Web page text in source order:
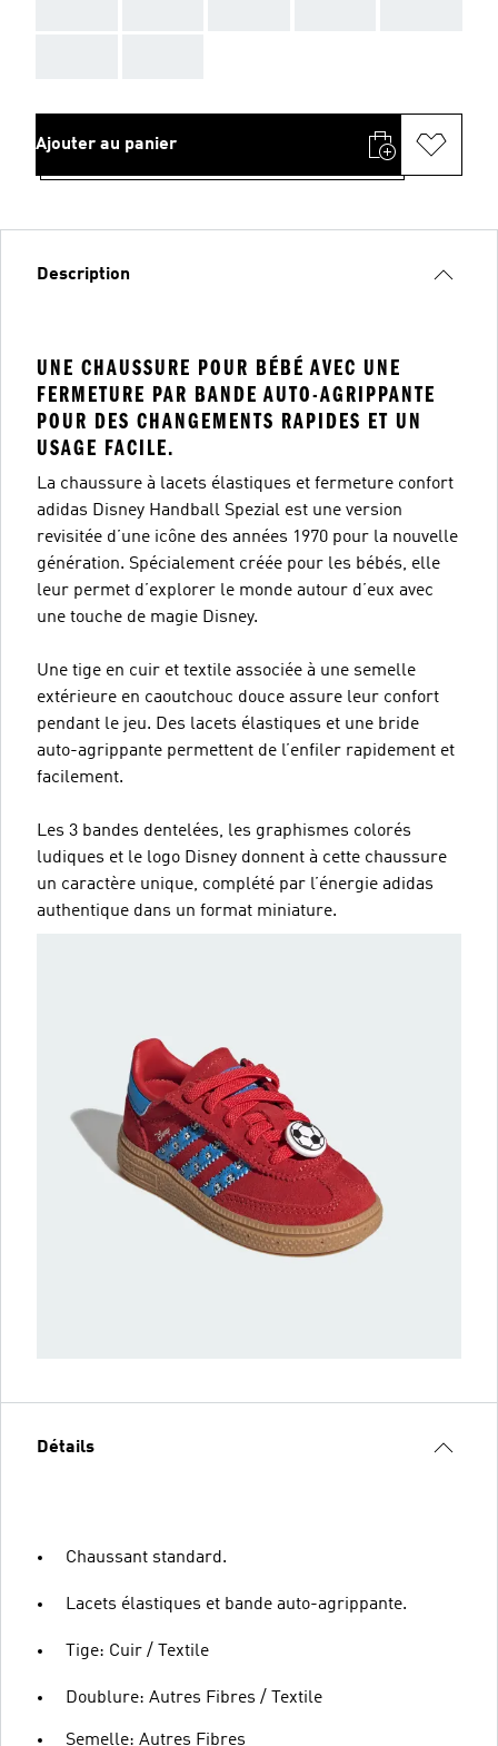
Ajouter au panier
Description
UNE CHAUSSURE POUR BÉBÉ AVEC UNE
FERMETURE PAR BANDE AUTO-AGRIPPANTE
POUR DES CHANGEMENTS RAPIDES ET UN
USAGE FACILE.
La chaussure à lacets élastiques et fermeture confort
adidas Disney Handball Spezial est une version
revisitée d’une icône des années 1970 pour la nouvelle
génération. Spécialement créée pour les bébés, elle
leur permet d’explorer le monde autour d’eux avec
une touche de magie Disney.
Une tige en cuir et textile associée à une semelle
extérieure en caoutchouc douce assure leur confort
pendant le jeu. Des lacets élastiques et une bride
auto-agrippante permettent de l’enfiler rapidement et
facilement.
Les 3 bandes dentelées, les graphismes colorés
ludiques et le logo Disney donnent à cette chaussure
un caractère unique, complété par l’énergie adidas
authentique dans un format miniature.
Détails
Chaussant standard.
Lacets élastiques et bande auto-agrippante.
Tige: Cuir / Textile
Doublure: Autres Fibres / Textile
Semelle: Autres Fibres